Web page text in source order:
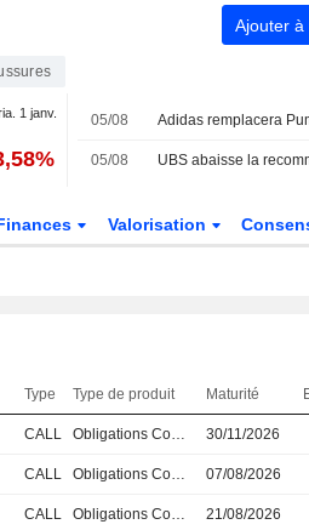
Ajouter à
1 janv. 05/08
05/08
Valorisation
Type Type de produit Maturité
CALL Obligations Convertibles 30/11/2026
CALL Obligations Convertibles 07/08/2026
CALL Obligations Convertibles 21/08/2026